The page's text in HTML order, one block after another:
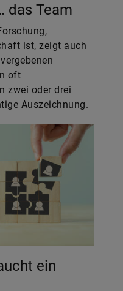
das Team
ist, zeigt auch
oft
zwei oder drei
Auszeichnung.
ein